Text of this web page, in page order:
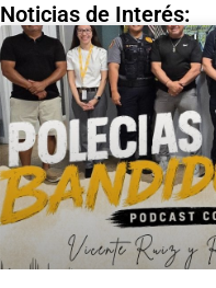
Noticias de Interés: